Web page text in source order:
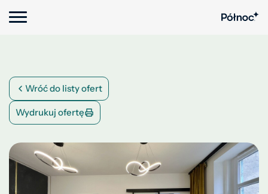
Wróć do listy ofert
Wydrukuj ofertę